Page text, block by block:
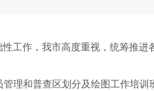
工作，我市高度重视，统筹推
理和普查区划分及绘图工作培